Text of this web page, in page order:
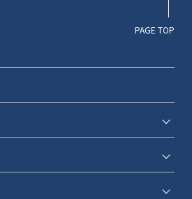
PAGE TOP